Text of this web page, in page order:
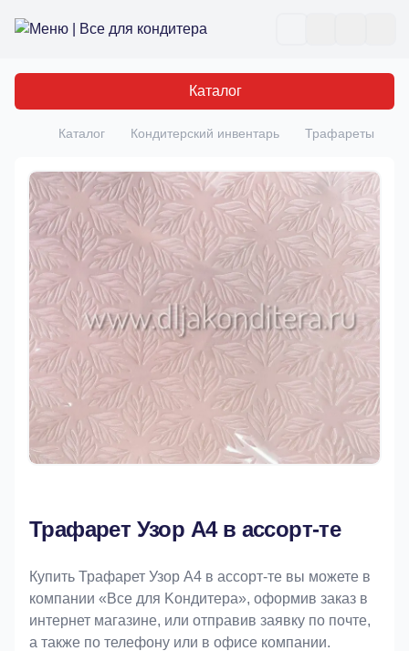
Все для кондитера
Каталог
Главная
Каталог Кондитерский инвентарь Трафареты
Трафарет Узор А4 в ассорт-те
Купить Трафарет Узор А4 в ассорт-те вы можете в
компании «Bce для Koндитeрa», оформив заказ в
интернет магазине, или отправив заявку по почте,
а также по телефону или в офисе компании.